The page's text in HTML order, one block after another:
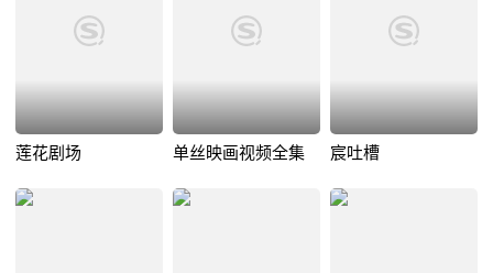
莲花剧场 单丝映画视频全集 宸吐槽